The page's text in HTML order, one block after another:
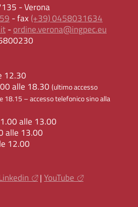
- Verona
- fax (+39) 0458031634
-ordine.verona@ingpec.eu
12.30
alle 18.30 (ultimo accesso
18.15 – accesso telefonico sino alla
alle 13.00
alle 13.00
12.00
| YouTube